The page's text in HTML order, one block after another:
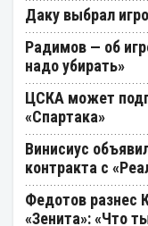
Даку выбрал
Радимов — об
надо убирать»
ЦСКА может
«Спартака»
Винисиус
контракта с
Федотов разнес
«Зенита»: «Что